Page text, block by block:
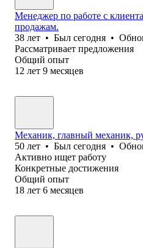
Менеджер по работе с
продажам.
38 лет • Был сегодня •
Рассматривает предложения
Общий опыт
12 лет 9 месяцев
Механик, главный механик,
50 лет • Был сегодня •
Активно ищет работу
Конкретные достижения
Общий опыт
18 лет 6 месяцев